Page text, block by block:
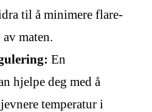
til å minimere flare-
maten.
En
hjelpe deg med å
temperatur i